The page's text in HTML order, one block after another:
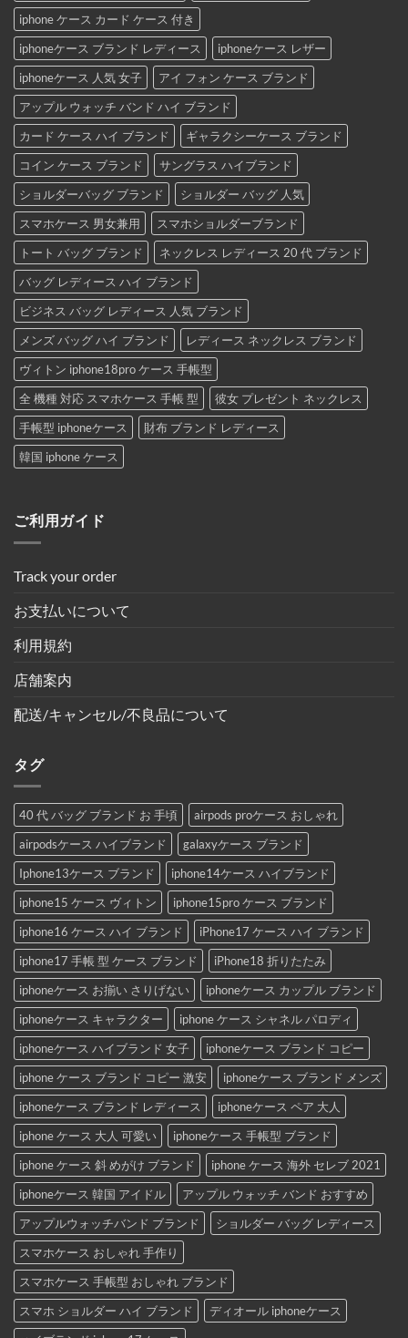
iphone ケース カード ケース 付き
iphoneケース ブランド レディース
iphoneケース レザー
iphoneケース 人気 女子
アイ フォン ケース ブランド
アップル ウォッチ バンド ハイ ブランド
カード ケース ハイ ブランド
ギャラクシーケース ブランド
コイン ケース ブランド
サングラス ハイブランド
ショルダーバッグ ブランド
ショルダー バッグ 人気
スマホケース 男女兼用
スマホショルダーブランド
トート バッグ ブランド
ネックレス レディース 20 代 ブランド
バッグ レディース ハイ ブランド
ビジネス バッグ レディース 人気 ブランド
メンズ バッグ ハイ ブランド
レディース ネックレス ブランド
ヴィトン iphone18pro ケース 手帳型
全 機種 対応 スマホケース 手帳 型
彼女 プレゼント ネックレス
手帳型 iphoneケース
財布 ブランド レディース
韓国 iphone ケース
ご利用ガイド
Track your order
お支払いについて
利用規約
店舗案内
配送/キャンセル/不良品について
タグ
40 代 バッグ ブランド お 手頃
airpods proケース おしゃれ
airpodsケース ハイブランド
galaxyケース ブランド
Iphone13ケース ブランド
iphone14ケース ハイブランド
iphone15 ケース ヴィトン
iphone15pro ケース ブランド
iphone16 ケース ハイ ブランド
iPhone17 ケース ハイ ブランド
iphone17 手帳 型 ケース ブランド
iPhone18 折りたたみ
iphoneケース お揃い さりげない
iphoneケース カップル ブランド
iphoneケース キャラクター
iphone ケース シャネル パロディ
iphoneケース ハイブランド 女子
iphoneケース ブランド コピー
iphone ケース ブランド コピー 激安
iphoneケース ブランド メンズ
iphoneケース ブランド レディース
iphoneケース ペア 大人
iphone ケース 大人 可愛い
iphoneケース 手帳型 ブランド
iphone ケース 斜 めがけ ブランド
iphone ケース 海外 セレブ 2021
iphoneケース 韓国 アイドル
アップル ウォッチ バンド おすすめ
アップルウォッチバンド ブランド
ショルダー バッグ レディース
スマホケース おしゃれ 手作り
スマホケース 手帳型 おしゃれ ブランド
スマホ ショルダー ハイ ブランド
ディオール iphoneケース